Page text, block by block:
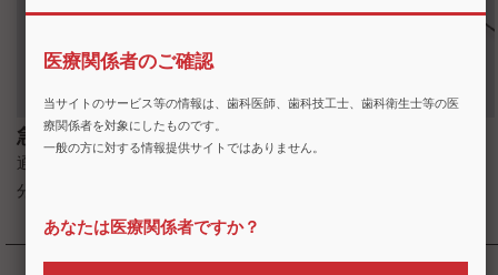
急速充電
通常のバッテリータイプとは異なり急速充電が可能照射前の3
分でフル充電、フルパワーでの照射を実現。
医療関係者のご確認
当サイトのサービス等の情報は、歯科医師、歯科技工士、歯科衛生士等の医
療関係者を対象にしたものです。
一般の方に対する情報提供サイトではありません。
あなたは医療関係者ですか？